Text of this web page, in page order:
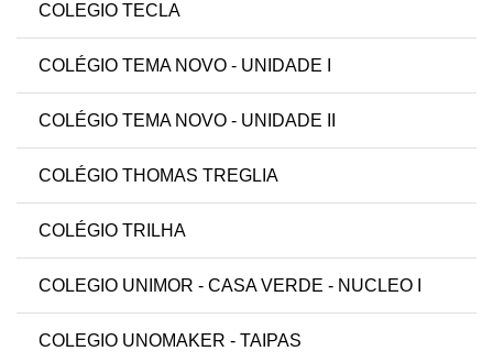
COLEGIO TECLA
COLÉGIO TEMA NOVO - UNIDADE I
COLÉGIO TEMA NOVO - UNIDADE II
COLÉGIO THOMAS TREGLIA
COLÉGIO TRILHA
COLEGIO UNIMOR - CASA VERDE - NUCLEO I
COLEGIO UNOMAKER - TAIPAS